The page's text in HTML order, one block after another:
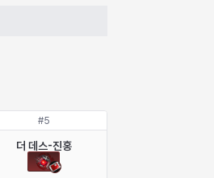
#5
더 데스-진홍